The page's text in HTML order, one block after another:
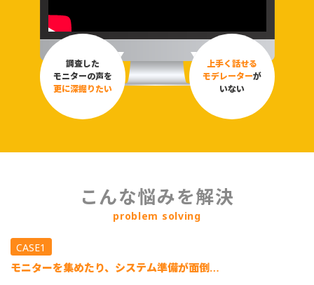
調査した
モニターの声を
更に深掘りたい
上手く話せる
モデレーターが
いない
こんな悩みを解決
problem solving
CASE1
モニターを集めたり、システム準備が面倒…